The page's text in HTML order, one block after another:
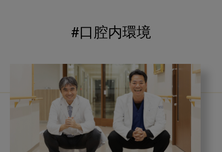
海外歯科事情 咬合の変化
口腔機能発達不全症
いちき歯科 スウェーデン
歯周病 鼻うがい
内科 歯科 内科医師
#口腔内環境